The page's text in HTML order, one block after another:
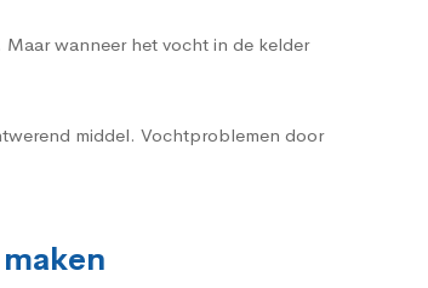
wanneer het vocht in de kelder
middel. Vochtproblemen door